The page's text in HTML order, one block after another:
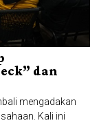
dan
mengadakan
Kali ini